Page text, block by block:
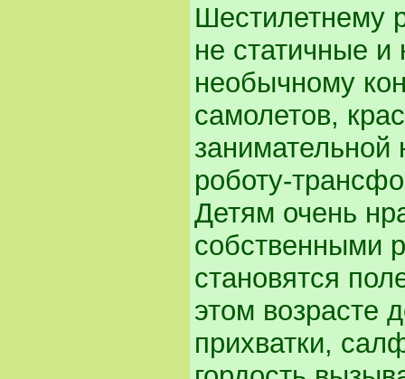
Шестилетнему
не статичные и
необычному
самолетов,
занимательной
роботу-
Детям очень
собственными
становятся
этом возрасте
прихватки,